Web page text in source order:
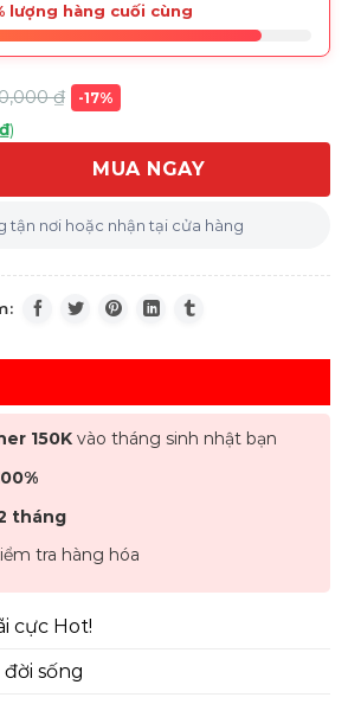
lượng hàng cuối cùng
₫ -17%
₫)
đỏ 41cm số lượng
MUA NGAY
tận nơi hoặc nhận tại cửa hàng
150Kvào tháng sinh nhật bạn
tháng
tra hàng hóa
cực Hot!
đời sống